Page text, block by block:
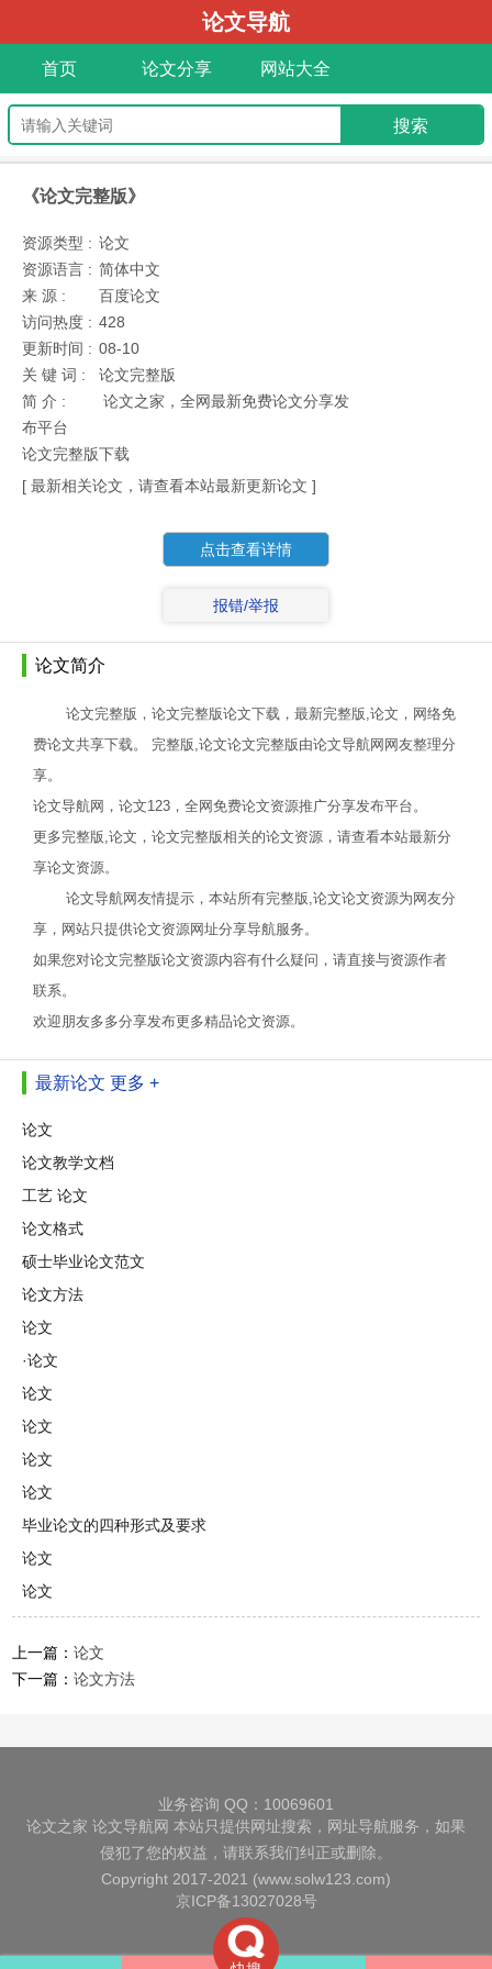
论文导航
首页 论文分享 网站大全
《论文完整版》
资源类型 : 论文
资源语言 : 简体中文
来 源 :
百度论文
访问热度 : 428
更新时间 : 08-10
关 键 词 :
论文完整版
简 介 :
论文之家，全网最新免费论文分享发
布平台
论文完整版下载
[ 最新相关论文，请查看本站最新更新论文 ]
点击查看详情
报错/举报
论文简介
论文完整版，论文完整版论文下载，最新完整版,论文，网络免
费论文共享下载。 完整版,论文论文完整版由论文导航网网友整理分
享。
论文导航网，论文123，全网免费论文资源推广分享发布平台。
更多完整版,论文，论文完整版相关的论文资源，请查看本站最新分
享论文资源。
论文导航网友情提示，本站所有完整版,论文论文资源为网友分
享，网站只提供论文资源网址分享导航服务。
如果您对论文完整版论文资源内容有什么疑问，请直接与资源作者
联系。
欢迎朋友多多分享发布更多精品论文资源。
最新论文 更多 +
论文
论文教学文档
工艺 论文
论文格式
硕士毕业论文范文
论文方法
论文
·论文
论文
论文
论文
论文
毕业论文的四种形式及要求
论文
论文
上一篇：论文
下一篇：论文方法
业务咨询 QQ：10069601
论文之家 论文导航网 本站只提供网址搜索，网址导航服务，如果
侵犯了您的权益，请联系我们纠正或删除。
Copyright 2017-2021 (www.solw123.com)
京ICP备13027028号